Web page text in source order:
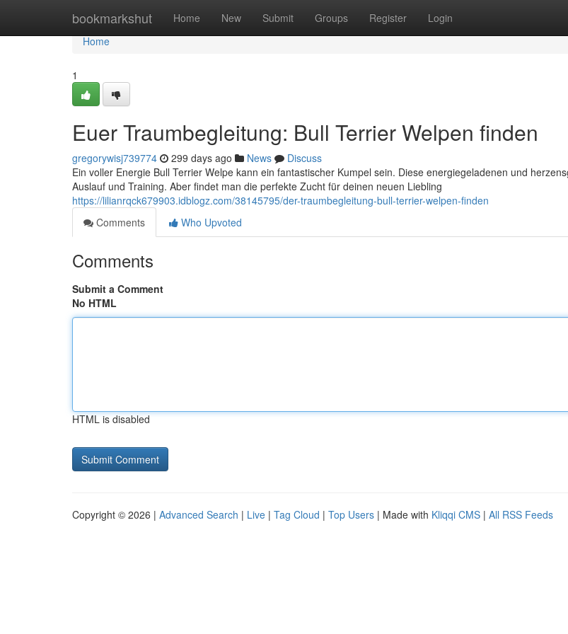
bookmarkshut Home New Submit Groups Register Login
Home
Home
1
Euer Traumbegleitung: Bull Terrier Welpen finden
gregorywisj739774 299 days ago News
Discuss
Ein voller Energie Bull Terrier Welpe kann ein fantastischer Kumpel sein. Diese energiegeladenen und
Auslauf und Training. Aber findet man die perfekte Zucht für deinen neuen Liebling
https://lilianrqck679903.idblogz.com/38145795/der-traumbegleitung-bull-terrier-welpen-finden
Comments
Who Upvoted
Comments
Submit a Comment
No HTML
HTML is disabled
Copyright © 2026 | Advanced Search | Live | Tag Cloud | Top Users | Made with Kliqqi CMS | All RSS Feeds